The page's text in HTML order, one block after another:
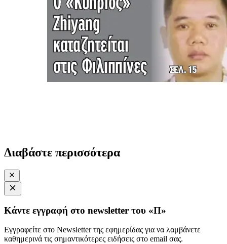
Διαβάστε περισσότερα
Κάντε εγγραφή στο newsletter του «Π»
Εγγραφείτε στο Newsletter της εφημερίδας για να λαμβάνετε
καθημερινά τις σημαντικότερες ειδήσεις στο email σας.